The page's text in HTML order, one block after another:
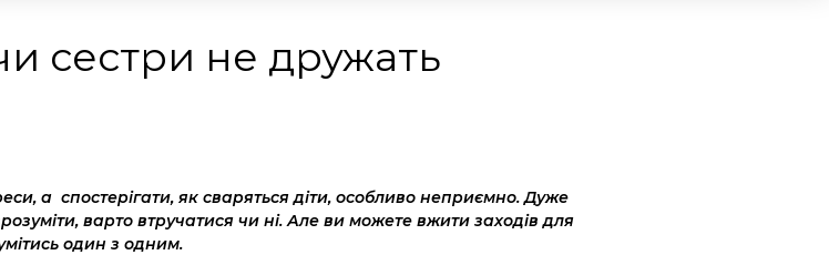
сестри не дружать
а спостерігати, як сваряться діти, особливо неприємно.Дуже
варто втручатися чи ні. Але ви можете вжити заходів для
один з одним.